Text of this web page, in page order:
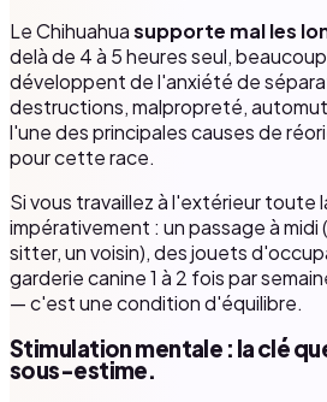
Le Chihuahuasupporte mal les
delà de 4 à 5 heures seul,
développent de l'anxiété de
destructions, malpropreté,
l'une des principales causes de
pour cette race.
Si vous travaillez à l'extérieur toute
impérativement : un passage à
sitter, un voisin), des jouets
garderie canine 1 à 2 fois par
— c'est une condition d'équilibre.
Stimulation mentale : la clé
sous-estime.